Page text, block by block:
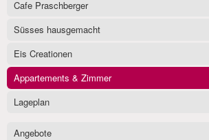
Cafe Praschberger
Süsses hausgemacht
Eis Creationen
Appartements & Zimmer
Lageplan
Angebote